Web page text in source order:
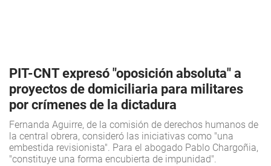
PIT-CNT expresó "oposición absoluta" a
proyectos de domiciliaria para militares
por crímenes de la dictadura
Fernanda Aguirre, de la comisión de derechos humanos de
la central obrera, consideró las iniciativas como "una
embestida revisionista". Para el abogado Pablo Chargoñia,
"constituye una forma encubierta de impunidad".